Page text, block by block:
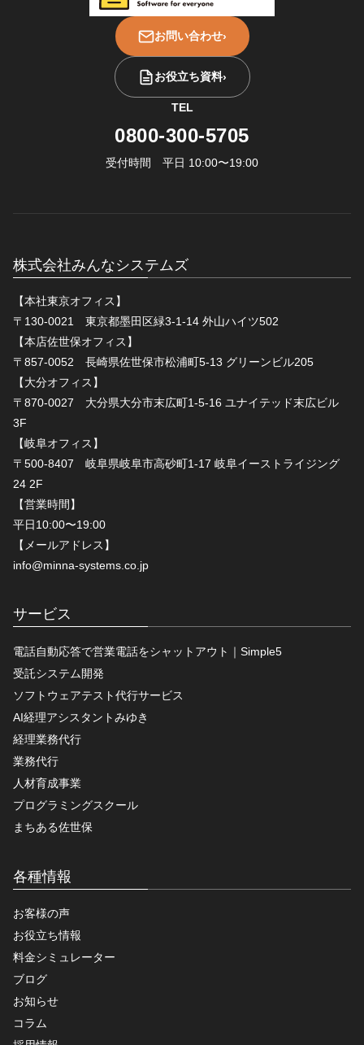
お問い合わせ›
お役立ち資料›
TEL
0800-300-5705
受付時間 平日 10:00〜19:00
株式会社みんなシステムズ
【本社東京オフィス】
〒130-0021 東京都墨田区緑3-1-14 外山ハイツ502
【本店佐世保オフィス】
〒857-0052 長崎県佐世保市松浦町5-13 グリーンビル205
【大分オフィス】
〒870-0027 大分県大分市末広町1-5-16 ユナイテッド末広ビル
3F
【岐阜オフィス】
〒500-8407 岐阜県岐阜市高砂町1-17 岐阜イーストライジング
24 2F
【営業時間】
平日10:00〜19:00
【メールアドレス】
info@minna-systems.co.jp
サービス
電話自動応答で営業電話をシャットアウト｜Simple5
受託システム開発
ソフトウェアテスト代行サービス
AI経理アシスタントみゆき
経理業務代行
業務代行
人材育成事業
プログラミングスクール
まちある佐世保
各種情報
お客様の声
お役立ち情報
料金シミュレーター
ブログ
お知らせ
コラム